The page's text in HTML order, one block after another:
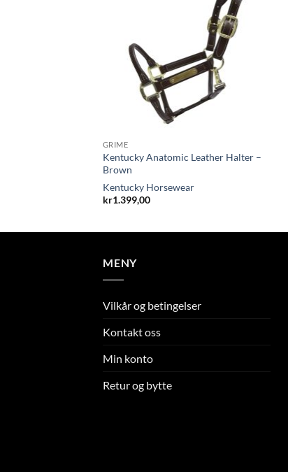
GRIME
Kentucky Anatomic Leather Halter –
Brown
Kentucky Horsewear
kr1.399,00
MENY
Vilkår og betingelser
Kontakt oss
Min konto
Retur og bytte